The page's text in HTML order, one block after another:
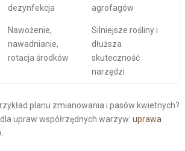
dezynfekcja
agrofagów
Nawożenie,
nawadnianie,
rotacja środków
Silniejsze rośliny i
dłuższa
skuteczność
narzędzi
planu zmianowania i pasów kwietnych?
upraw współrzędnych warzyw: uprawa
.